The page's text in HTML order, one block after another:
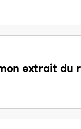
extrait du